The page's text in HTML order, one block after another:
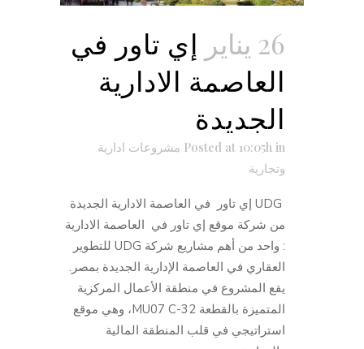
26 يناير
إي تاور في
العاصمة الادارية
الجديدة
Posted at 10:05h in
مشروعات ادارية
وتجارية
UDG إي تاور في العاصمة الادارية الجديدة
من شركة موقع إي تاور في العاصمة الادارية
: واحد من أهم مشاريع شركة UDG للتطوير
العقاري في العاصمة الإدارية الجديدة بمصر.
يقع المشروع في منطقة الأعمال المركزية
المتميزة بالقطعة MU07 C-32، وهي موقع
استراتيجي في قلب المنطقة المالية